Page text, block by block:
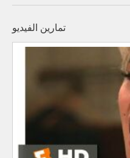
تمارين الفيديو